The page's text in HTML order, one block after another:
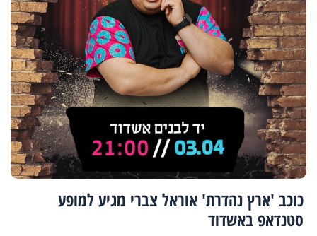
כוכב 'ארץ נהדרת' אוראל צברי מגיע למופע
סטנדאפ באשדוד